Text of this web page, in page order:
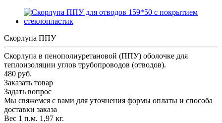
Скорлупа ППУ
Скорлупа в пенополиуретановой (ППУ) оболочке для
теплоизоляции углов трубопроводов (отводов).
480 руб.
Заказать товар
Задать вопрос
Мы свяжемся с вами для уточнения формы оплаты и способа
доставки заказа
Вес 1 п.м. 1,97 кг.